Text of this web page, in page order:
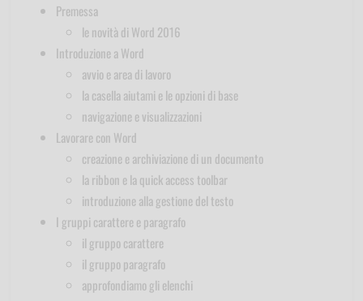
Premessa
le novità di Word 2016
Introduzione a Word
avvio e area di lavoro
la casella aiutami e le opzioni di base
navigazione e visualizzazioni
Lavorare con Word
creazione e archiviazione di un documento
la ribbon e la quick access toolbar
introduzione alla gestione del testo
I gruppi carattere e paragrafo
il gruppo carattere
il gruppo paragrafo
approfondiamo gli elenchi